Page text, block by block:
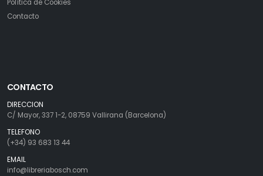
Política de Cookies
Contacto
CONTACTO
DIRECCION
C/ Mayor, 337 1-2, 08759 Vallirana (Barcelona)
TELEFONO
(+34) 93 683 13 44
EMAIL
info@libreriabosch.com